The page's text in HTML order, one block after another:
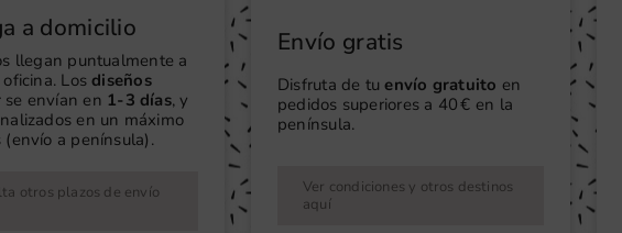
a domicilio
llegan puntualmente a
Los diseños
se envían en 1-3 días, y
en un máximo
(envío a península).
otros plazos de envío
Envío gratis
Disfruta de tu envío gratuito en
pedidos superiores a 40 € en la
península.
Ver condiciones y otros destinos
aquí